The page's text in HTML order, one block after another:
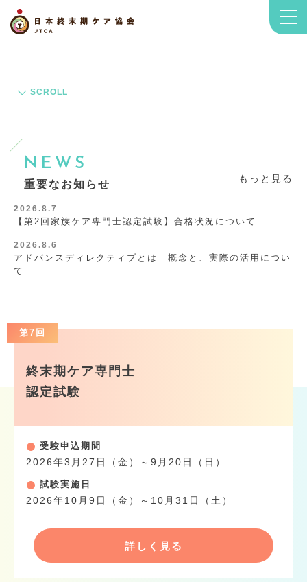
SCROLL
NEWS
重要なお知らせ
2026.8.7
【第2回家族ケア専門士認定試験】合格状況について
2026.8.6
アドバンスディレクティブとは｜概念と、実際の活用につい
て
もっと見る
第7回
終末期ケア専門士
認定試験
受験申込期間
2026年3月27日（金）～9月20日（日）
試験実施日
2026年10月9日（金）～10月31日（土）
詳しく見る